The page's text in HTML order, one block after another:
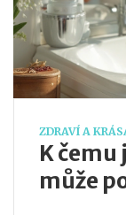
ZDRAVÍ A
K čemu
může